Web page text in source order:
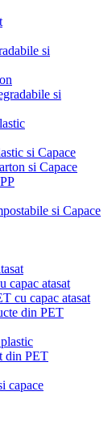
si
si
si Capace
si Capace
si Capace
capac atasat
cu capac atasat
din PET
din PET
capace